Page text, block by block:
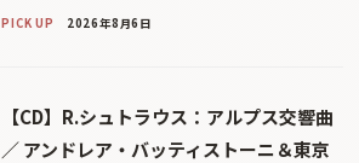
PICK UP 2026年8月6日
【CD】R.シュトラウス：アルプス交響曲
／ アンドレア・バッティストーニ＆東京